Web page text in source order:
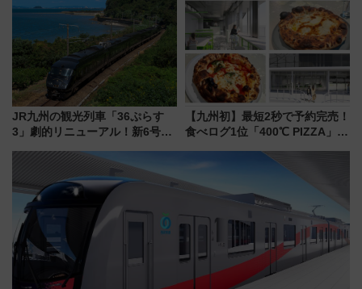
会の日程・アクセス・観覧席ま
とめ（石川県）
業 行き交う電車の音や振動を
感じながら「ととのう」新感覚
JR九州の観光列車「36ぷらす
3」劇的リニューアル！新6号車
別 “プレミアムランチ”導入･ル
ートや価格など解説
【九州初】最短2秒で予約完売！
食べログ1位「400℃ PIZZA」が
プン。もつ鍋風など限定メニュ